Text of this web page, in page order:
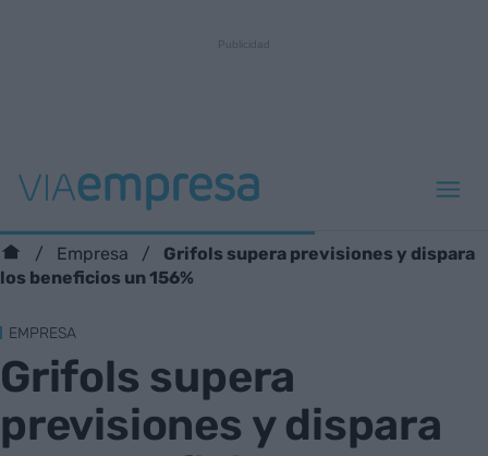
Empresa
Grifols supera previsiones y dispara
los beneficios un 156%
EMPRESA
Grifols supera
previsiones y dispara